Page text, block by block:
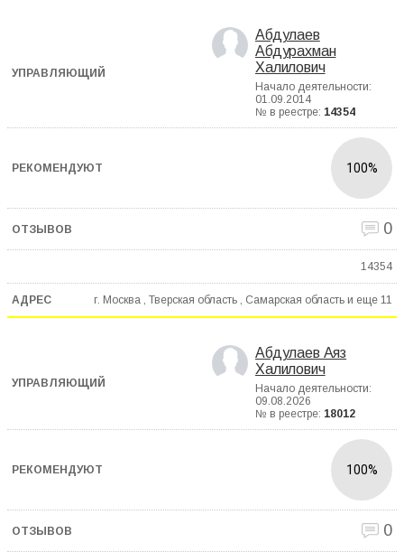
Абдулаев
Абдурахман
Халилович
Начало деятельности:
01.09.2014
№ в реестре: 14354
100%
0
14354
г. Москва , Тверская область , Самарская область и еще 11
Абдулаев Аяз
Халилович
Начало деятельности:
09.08.2026
№ в реестре: 18012
100%
0